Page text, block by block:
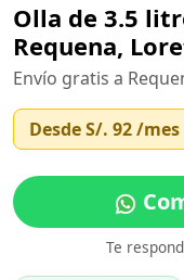
Olla de 3.5
Requena,
Envío gratis a
DesdeS/. 92/mes
Te